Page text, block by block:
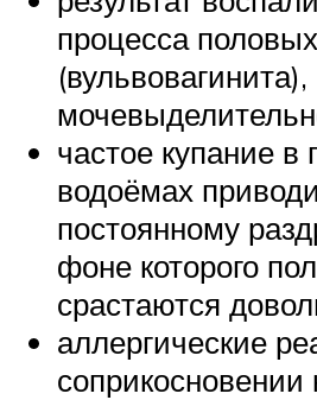
процесса
(вульвовагинита),
частое купание в
водоёмах
постоянному
фоне которого
срастаются
аллергические
соприкосновении